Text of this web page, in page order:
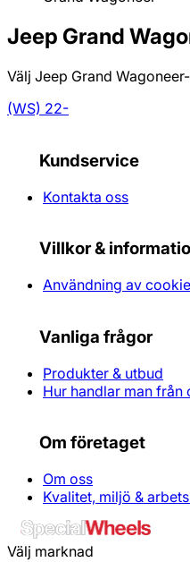
Jeep Grand
Välj Jeep Grand
(WS) 22-
Kundservice
Kontakta oss
Villkor &
Användning av
Vanliga frågor
Produkter & utbud
Hur handlar man från
Om företaget
Om oss
Kvalitet, miljö &
Välj marknad